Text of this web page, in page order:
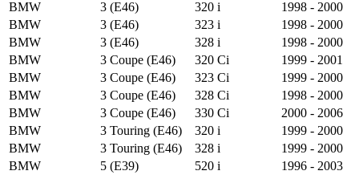
BMW
3 (E46) 320 i
1998 - 2000
BMW
3 (E46) 323 i
1998 - 2000
BMW
3 (E46) 328 i
1998 - 2000
BMW
3 Coupe (E46) 320 Ci
1999 - 2001
BMW
3 Coupe (E46) 323 Ci
1999 - 2000
BMW
3 Coupe (E46) 328 Ci
1998 - 2000
BMW
3 Coupe (E46) 330 Ci
2000 - 2006
BMW
3 Touring (E46) 320 i
1999 - 2000
BMW
3 Touring (E46) 328 i
1999 - 2000
BMW
5 (E39) 520 i
1996 - 2003